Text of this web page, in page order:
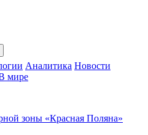
Аналитика Новости
мире
зоны «Красная Поляна»